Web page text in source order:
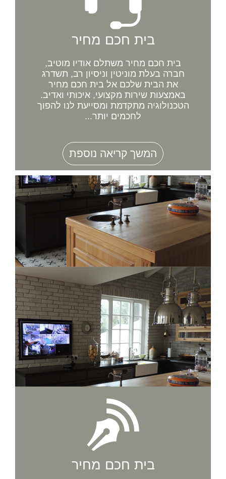
בית חכם מחיר
בית חכם מחיר משתלם אודיו מוטיב,
חברה בעלת מוניטין וניסיון רב, תשדרג
את הבית שלכם אל בית חכם מחיר
באמצעות שירות מקצועי, איכותי ואדיב.
הטכנולוגיה מתקדמת ומסייעת לנו להפוך
לחכמים יותר...
המשך קריאה נוספת
בית חכם מחיר